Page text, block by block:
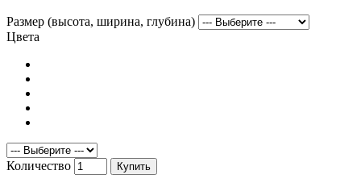
Размер (высота, ширина, глубина)
Цвета
Количество Купить